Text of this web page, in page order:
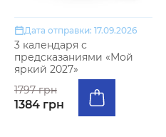
Дата отправки: 17.09.2026
3 календаря с
предсказаниями «Мой
яркий 2027»
1797 грн
1384 грн